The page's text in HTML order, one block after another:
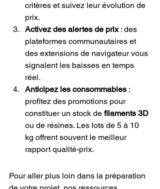
critères et suivez leur évolution de
prix.
Activez des alertes de prix : des
plateformes communautaires et
des extensions de navigateur vous
signalent les baisses en temps
réel.
Anticipez les consommables :
profitez des promotions pour
constituer un stock de filaments 3D
ou de résines. Les lots de 5 à 10
kg offrent souvent le meilleur
rapport qualité-prix.
Pour aller plus loin dans la préparation